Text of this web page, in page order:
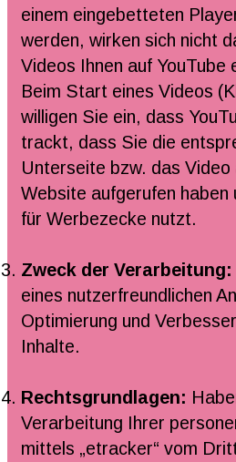
einem eingebetteten
werden, wirken sich nicht
Videos Ihnen auf YouTube
Beim Start eines Videos
willigen Sie ein, dass
trackt, dass Sie die
Unterseite bzw. das Video
Website aufgerufen haben
für Werbezecke nutzt.
Zweck der Verarbeitung:
eines nutzerfreundlichen
Optimierung und
Inhalte.
Rechtsgrundlagen:
Verarbeitung Ihrer
mittels „etracker“ vom